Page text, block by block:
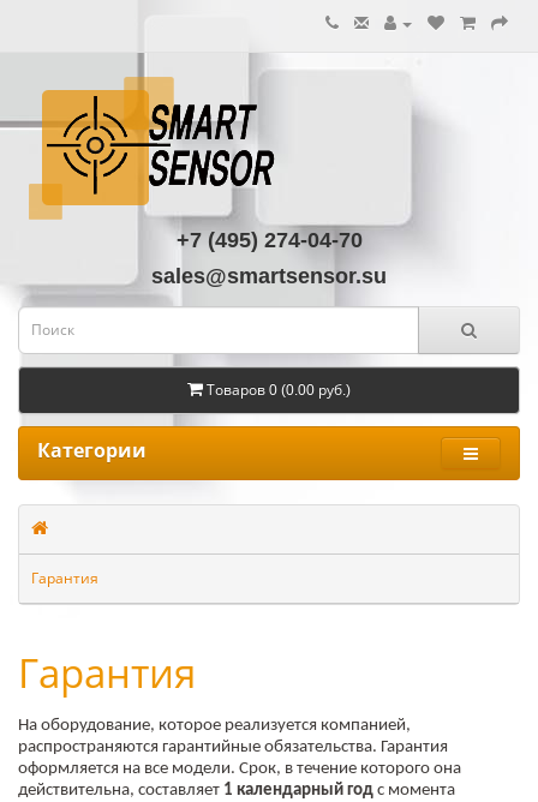
+7 (495) 274-04-70
sales@smartsensor.su
Товаров 0 (0.00 руб.)
Категории
Гарантия
Гарантия
На оборудование, которое реализуется компанией,
распространяются гарантийные обязательства. Гарантия
оформляется на все модели. Срок, в течение которого она
действительна, составляет 1 календарный год с момента